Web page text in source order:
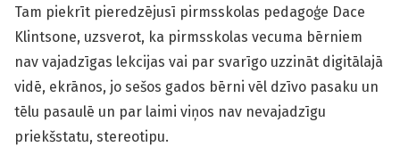
Tam piekrīt pieredzējusī pirmsskolas pedagoģe Dace
Klintsone, uzsverot, ka pirmsskolas vecuma bērniem
nav vajadzīgas lekcijas vai par svarīgo uzzināt digitālajā
vidē, ekrānos, jo sešos gados bērni vēl dzīvo pasaku un
tēlu pasaulē un par laimi viņos nav nevajadzīgu
priekšstatu, stereotipu.